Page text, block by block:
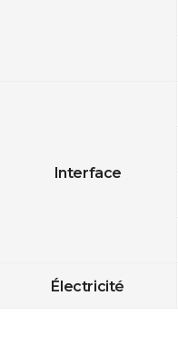
Interface
Électricité